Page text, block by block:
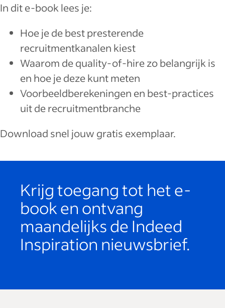
In dit e-book lees je:
Hoe je de best presterende
recruitmentkanalen kiest
Waarom de quality-of-hire zo belangrijk is
en hoe je deze kunt meten
Voorbeeldberekeningen en best-practices
uit de recruitmentbranche
Download snel jouw gratis exemplaar.
Krijg toegang tot het e-
book en ontvang
maandelijks de Indeed
Inspiration nieuwsbrief.